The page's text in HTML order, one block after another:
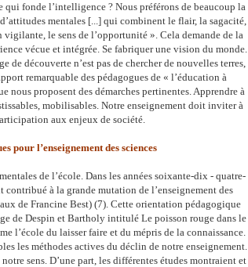
fonde l’intelligence ? Nous préférons de beaucoup la
mentales [...] qui combinent le flair, la sagacité,
le sens de l’opportunité ». Cela demande de la
vécue et intégrée. Se fabriquer une vision du monde.
de découverte n’est pas de chercher de nouvelles terres,
remarquable des pédagogues de « l’éducation à
nous proposent des démarches pertinentes. Apprendre à
mobilisables. Notre enseignement doit inviter à
aux enjeux de société.
pour l’enseignement des sciences
de l’école. Dans les années soixante-dix - quatre-
à la grande mutation de l’enseignement des
de Francine Best) (7). Cette orientation pédagogique
de Despin et Bartholy intitulé Le poisson rouge dans le
l’école du laisser faire et du mépris de la connaissance.
les méthodes actives du déclin de notre enseignement.
sens. D’une part, les différentes études montraient et